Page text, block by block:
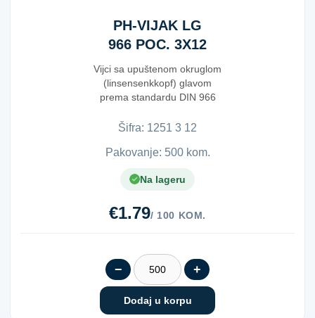
PH-VIJAK LG
966 POC. 3X12
Vijci sa upuštenom okruglom
(linsensenkkopf) glavom
prema standardu DIN 966
Šifra: 1​2​5​1​ ​3​ ​1​2​
Pakovanje: 500 kom.
Na lageru
€1.79/ 100 KOM.
− +
Dodaj u korpu